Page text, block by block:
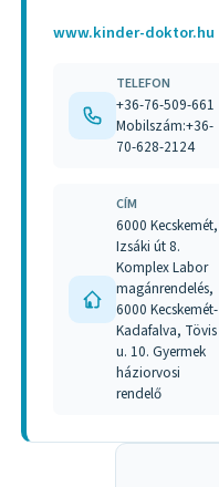
www.kinder-doktor.hu
TELEFON
+36-76-509-661
Mobilszám:+36-
70-628-2124
CÍM
6000 Kecskemét,
Izsáki út 8.
Komplex Labor
magánrendelés,
6000 Kecskemét-
Kadafalva, Tövis
u. 10. Gyermek
háziorvosi
rendelő